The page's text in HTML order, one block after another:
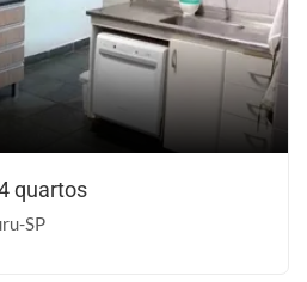
quartos
SP